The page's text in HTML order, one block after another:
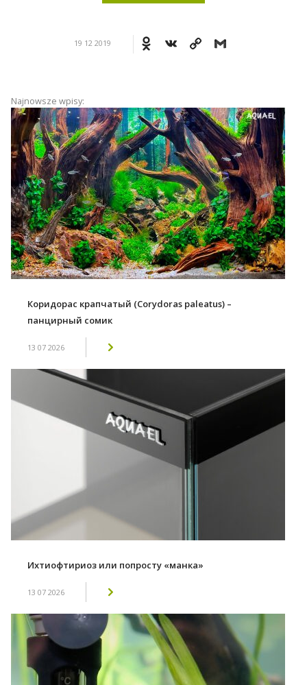
19 12 2019 Odnoklassniki
VK
Copy
Najnowsze wpisy:
Коридорас крапчатый (Corydoras paleatus) –
панцирный сомик
13 07 2026
Ихтиофтириоз или попросту «манка»
13 07 2026
ПОИСК